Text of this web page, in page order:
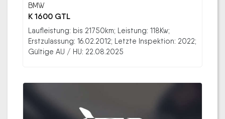
BMW
K 1600 GTL
Laufleistung: bis 21750km; Leistung: 118Kw;
Erstzulassung: 16.02.2012; Letzte Inspektion: 2022;
Gültige AU / HU: 22.08.2025